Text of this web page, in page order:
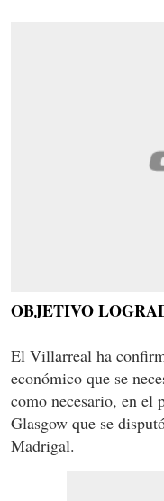
OBJETIVO
El Villarreal ha
económico que se
como necesario, en el
Glasgow que se
Madrigal.